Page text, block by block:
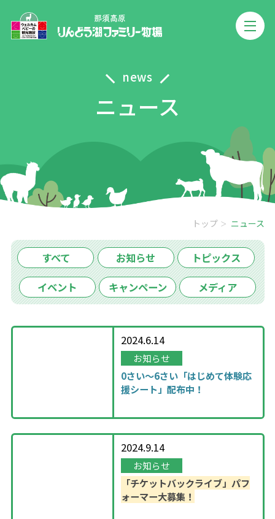
news
ニュース
トップ ニュース
すべて お知らせ トピックス
イベント キャンペーン メディア
2024.6.14
お知らせ
0さい～6さい「はじめて体験応
援シート」配布中！
2024.9.14
お知らせ
「チケットバックライブ」パフ
ォーマー大募集！